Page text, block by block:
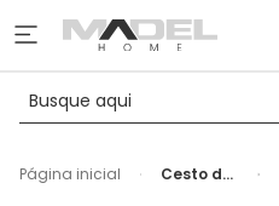
Página inicial
Cesto de